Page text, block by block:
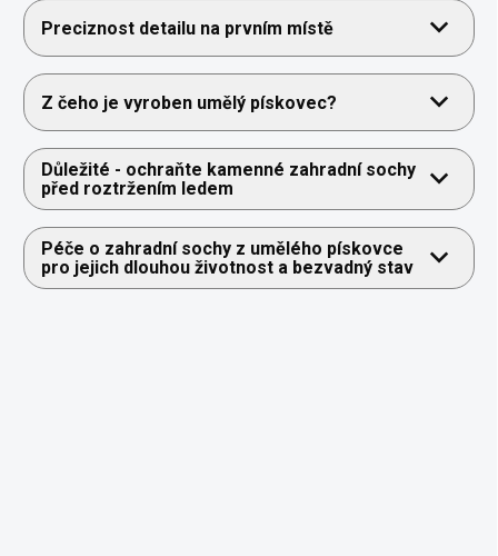
Preciznost detailu na prvním místě
Z čeho je vyroben umělý pískovec?
Důležité - ochraňte kamenné zahradní sochy
před roztržením ledem
Péče o zahradní sochy z umělého pískovce
pro jejich dlouhou životnost a bezvadný stav